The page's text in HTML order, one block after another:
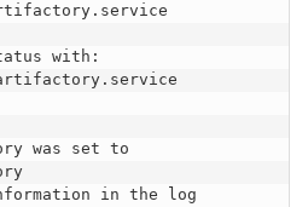
with:
was set to
in the log